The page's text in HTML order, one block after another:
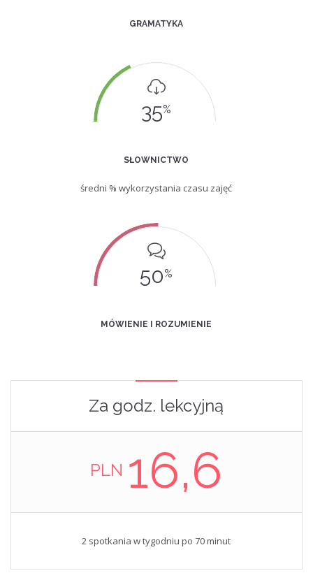
GRAMATYKA
35%
SŁOWNICTWO
średni % wykorzystania czasu zajęć
50%
MÓWIENIE I ROZUMIENIE
Za godz. lekcyjną
PLN 16,6
2 spotkania w tygodniu po 70 minut